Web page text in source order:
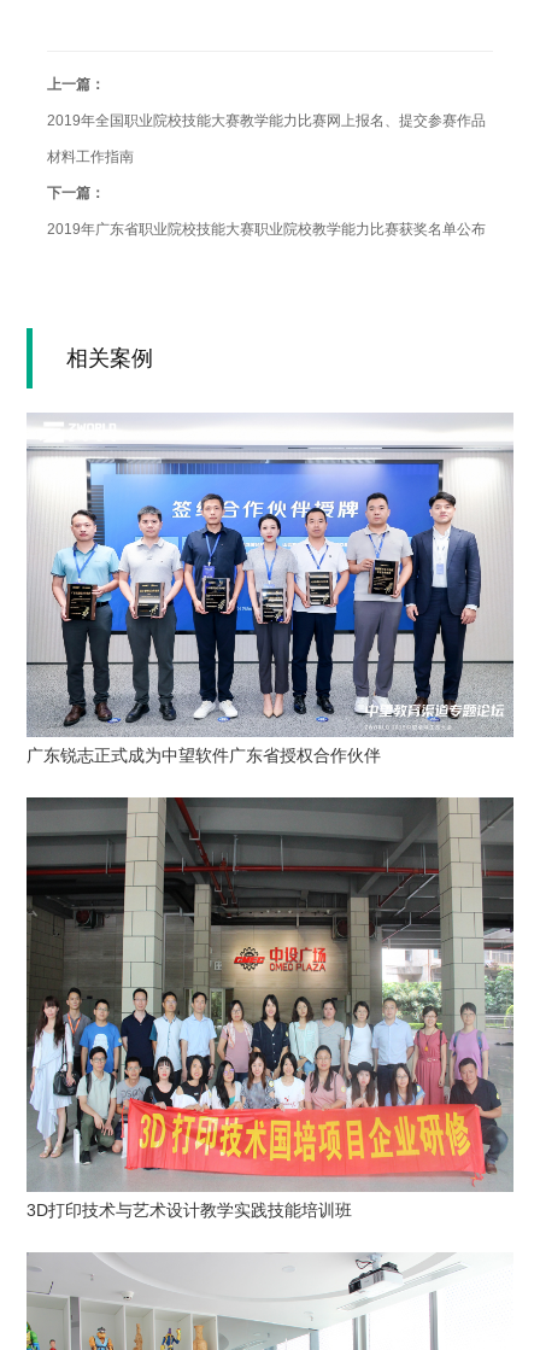
上一篇：
2019年全国职业院校技能大赛教学能力比赛网上报名、提交参赛作品
材料工作指南
下一篇：
2019年广东省职业院校技能大赛职业院校教学能力比赛获奖名单公布
相关案例
广东锐志正式成为中望软件广东省授权合作伙伴
3D打印技术与艺术设计教学实践技能培训班